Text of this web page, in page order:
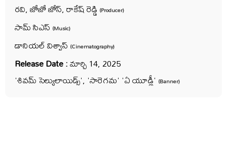
రవి, జోజో జోస్, రాకేష్ రెడ్డి (Producer)
సామ్ సిఎస్ (Music)
డానియల్ విశ్వాస్ (Cinematography)
Release Date :మార్చి 14, 2025
'శివమ్ సెల్యులాయిడ్స్', 'సారెగమ' 'ఏ యూడ్లీ' (Banner)